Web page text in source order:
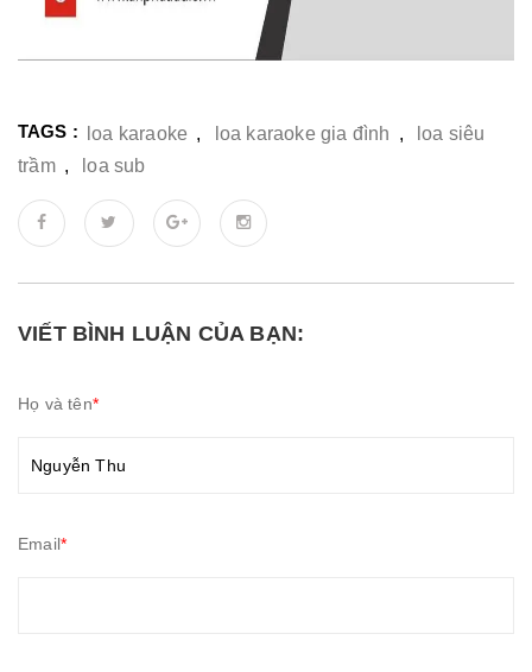
TAGS : loa karaoke , loa karaoke gia đình ,
loa siêu
trầm , loa sub
VIẾT BÌNH LUẬN CỦA BẠN:
Họ và tên*
Email*